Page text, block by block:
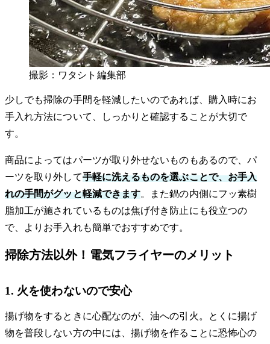
撮影：ワタシト編集部
少しでも掃除の手間を軽減したいのであれば、購入時にお
手入れ方法について、しっかりと確認することが大切で
す。
商品によってはパーツが取り外せないものもあるので、パ
ーツを取り外して手軽に洗えるものを選ぶことで、お手入
れの手間がグッと軽減できます。また鍋の内側にフッ素樹
脂加工が施されているものは焦げ付き防止にも役立つの
で、よりお手入れも簡単でおすすめです。
掃除方法以外！電気フライヤーのメリット
1. 火を使わないので安心
揚げ物をするときに心配なのが、油への引火。とくに揚げ
物を普段しない方の中には、揚げ物を作ることに恐怖心の